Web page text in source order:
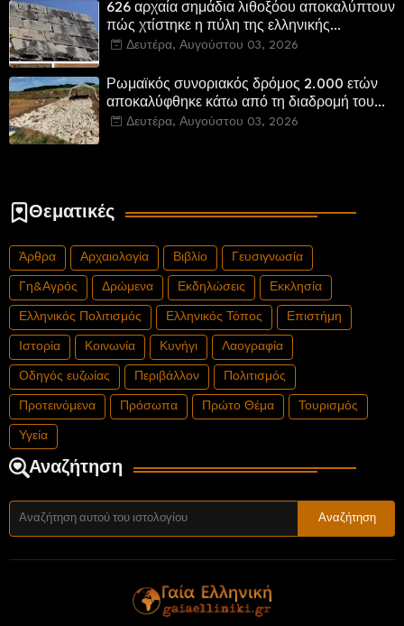
626 αρχαία σημάδια λιθοξόου αποκαλύπτουν
πώς χτίστηκε η πύλη της ελληνικής
Πτολεμαΐδας στη Λιβύη
Δευτέρα, Αυγούστου 03, 2026
Ρωμαϊκός συνοριακός δρόμος 2.000 ετών
αποκαλύφθηκε κάτω από τη διαδρομή του
νέου αυτοκινητόδρομου Α8 της Γερμανίας
Δευτέρα, Αυγούστου 03, 2026
Θεματικές
Άρθρα Αρχαιολογία Βιβλίο Γευσιγνωσία
Γη&Αγρός Δρώμενα Εκδηλώσεις Εκκλησία
Ελληνικός Πολιτισμός Ελληνικός Τόπος Επιστήμη
Ιστορία Κοινωνία Κυνήγι Λαογραφία
Οδηγός ευζωίας Περιβάλλον Πολιτισμός
Προτεινόμενα Πρόσωπα Πρώτο Θέμα Τουρισμός
Υγεία
Αναζήτηση